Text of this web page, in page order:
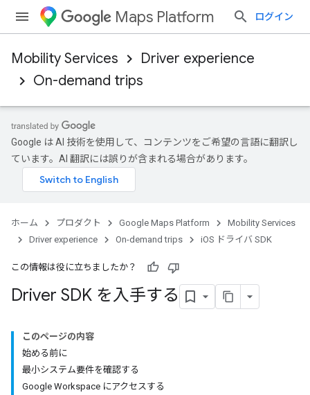
Maps Platform ログイン
Mobility Services
Driver experience
On-demand trips
Google は AI 技術を使用して、コンテンツをご希望の言語に翻訳し
ています。AI 翻訳には誤りが含まれる場合があります。
ホーム プロダクト Google Maps Platform
Mobility Services
Driver experience
On-demand trips iOS ドライバ SDK
この情報は役に立ちましたか？
Driver SDK を入手する
このページの内容
始める前に
最小システム要件を確認する
Google Workspace にアクセスする